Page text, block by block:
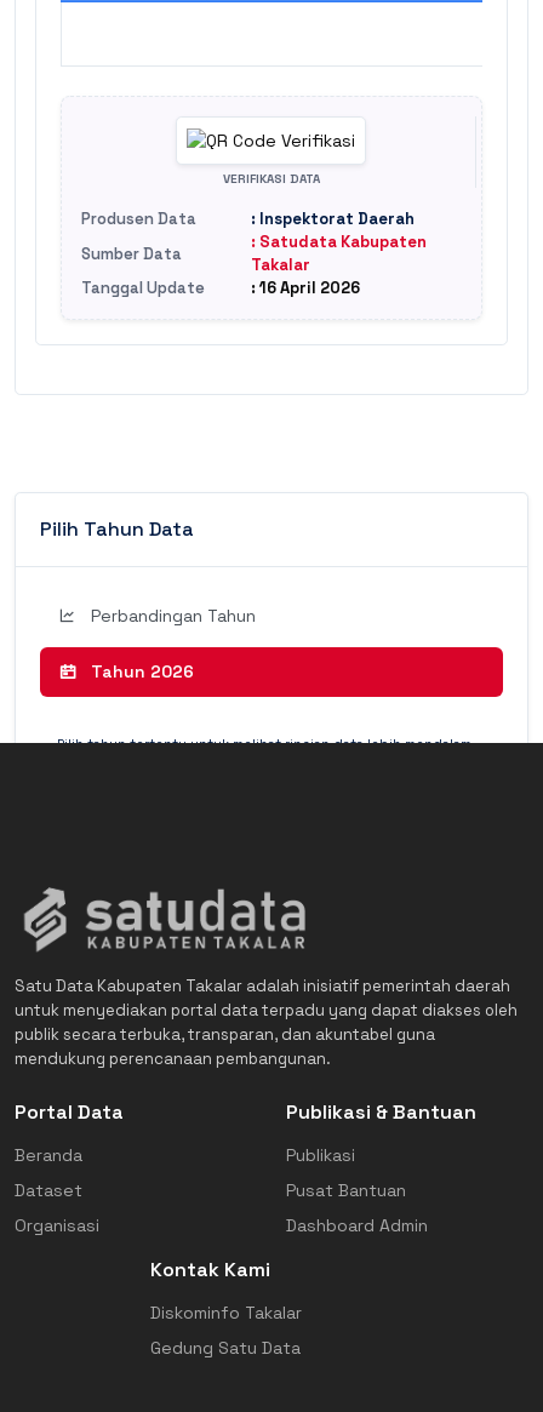
VERIFIKASI DATA
Produsen Data
: Inspektorat Daerah
Sumber Data
: Satudata Kabupaten
Takalar
Tanggal Update
: 16 April 2026
Pilih Tahun Data
Perbandingan Tahun
Tahun 2026
Pilih tahun tertentu untuk melihat rincian data lebih mendalam
Satu Data Kabupaten Takalar adalah inisiatif pemerintah daerah
untuk menyediakan portal data terpadu yang dapat diakses oleh
publik secara terbuka, transparan, dan akuntabel guna
mendukung perencanaan pembangunan.
Portal Data
Beranda
Dataset
Organisasi
Publikasi & Bantuan
Publikasi
Pusat Bantuan
Dashboard Admin
Kontak Kami
Diskominfo Takalar
Gedung Satu Data